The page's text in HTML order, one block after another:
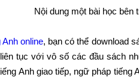
Nội dung một bài học bên
Anh online, bạn có thể download
tục với vô số các đầu sách
Anh giao tiếp, ngữ pháp